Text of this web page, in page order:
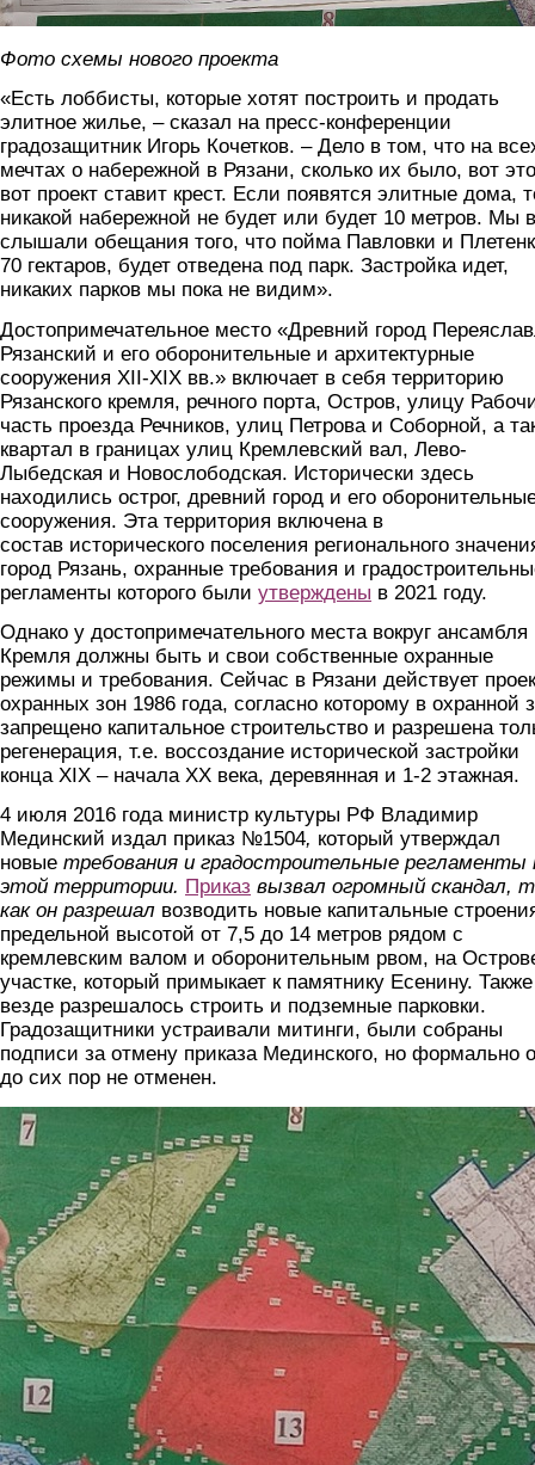
Фото схемы нового проекта
«Есть лоббисты, которые хотят построить и продать
элитное жилье, – сказал на пресс-конференции
градозащитник Игорь Кочетков. – Дело в том, что на
мечтах о набережной в Рязани, сколько их было, вот
вот проект ставит крест. Если появятся элитные дома,
никакой набережной не будет или будет 10 метров. Мы
слышали обещания того, что пойма Павловки и
70 гектаров, будет отведена под парк. Застройка идет,
никаких парков мы пока не видим».
Достопримечательное место «Древний город
Рязанский и его оборонительные и архитектурные
сооружения XII-XIX вв.» включает в себя территорию
Рязанского кремля, речного порта, Остров, улицу
часть проезда Речников, улиц Петрова и Соборной, а
квартал в границах улиц Кремлевский вал, Лево-
Лыбедская и Новослободская. Исторически здесь
находились острог, древний город и его
сооружения. Эта территория включена в
состав исторического поселения регионального
город Рязань, охранные требования и
регламенты которого были утверждены в 2021 году.
Однако у достопримечательного места вокруг ансамбля
Кремля должны быть и свои собственные охранные
режимы и требования. Сейчас в Рязани действует
охранных зон 1986 года, согласно которому в охранной
запрещено капитальное строительство и разрешена
регенерация, т.е. воссоздание исторической застройки
конца XIX – начала XX века, деревянная и 1-2 этажная.
4 июля 2016 года министр культуры РФ Владимир
Мединский издал приказ №1504, который утверждал
новые требования и градостроительные регламенты
этой территории. Приказ вызвал огромный скандал,
как он разрешал возводить новые капитальные
предельной высотой от 7,5 до 14 метров рядом с
кремлевским валом и оборонительным рвом, на
участке, который примыкает к памятнику Есенину. Также
везде разрешалось строить и подземные парковки.
Градозащитники устраивали митинги, были собраны
подписи за отмену приказа Мединского, но формально
до сих пор не отменен.
proekt2016.jpg